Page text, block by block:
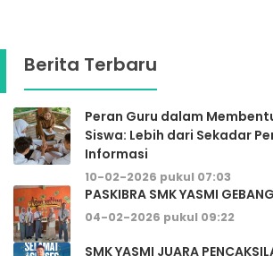
Berita Terbaru
Peran Guru dalam
Siswa: Lebih dari Sekadar
Informasi
10-02-2026 pukul 07:03
PASKIBRA SMK YASMI
04-02-2026 pukul 09:22
SMK YASMI JUARA